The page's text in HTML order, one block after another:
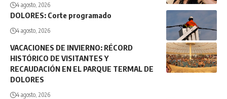
4 agosto, 2026
DOLORES: Corte programado
4 agosto, 2026
VACACIONES DE INVIERNO: RÉCORD
HISTÓRICO DE VISITANTES Y
RECAUDACIÓN EN EL PARQUE TERMAL DE
DOLORES
4 agosto, 2026